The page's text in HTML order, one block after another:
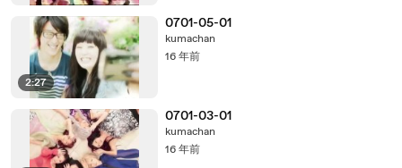
2:27
0701-05-01
kumachan
16 年前
0701-03-01
kumachan
16 年前